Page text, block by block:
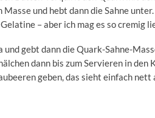
und hebt dann die Sahne
– aber ich mag es so cremig
gebt dann die Quark-Sahne-
dann bis zum Servieren in den
geben, das sieht einfach nett